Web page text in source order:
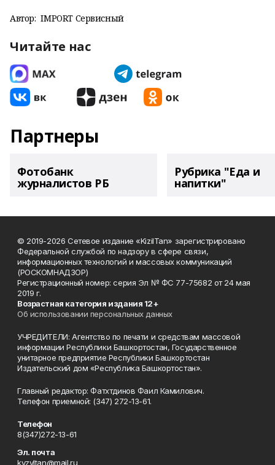
Автор: IMPORT Сервисный
Читайте нас
Партнеры
Фотобанк
журналистов РБ
Рубрика "Еда и
напитки"
© 2019-2026 Сетевое издание «KizilTan» зарегистрировано
Федеральной службой по надзору в сфере связи,
информационных технологий и массовых коммуникаций
(РОСКОМНАДЗОР)
Регистрационный номер: серия Эл № ФС 77-75682 от 24 мая
2019 г.
Возрастная категория издания 12+
Об использовании персональных данных
УЧРЕДИТЕЛИ: Агентство по печати и средствам массовой
информации Республики Башкортостан, Государственное
унитарное предприятие Республики Башкортостан
Издательский дом «Республика Башкортостан».
Главный редактор: Фатхтдинов Фаил Камилович.
Телефон приемной: (347) 272-13-61.
Телефон
8(347)272-13-61
Эл. почта
kyzyltan@mail.ru